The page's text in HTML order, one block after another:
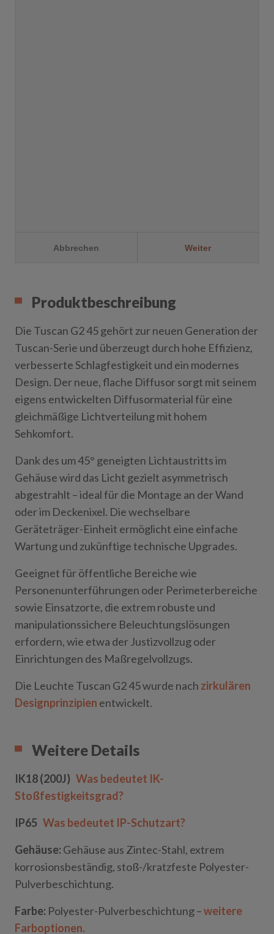
Produktbeschreibung
Die Tuscan G2 45 gehört zur neuen Generation der
Tuscan-Serie und überzeugt durch hohe Effizienz,
verbesserte Schlagfestigkeit und ein modernes
Design. Der neue, flache Diffusor sorgt mit seinem
eigens entwickelten Diffusormaterial für eine
gleichmäßige Lichtverteilung mit hohem
Sehkomfort.
Dank des um 45° geneigten Lichtaustritts im
Gehäusewird das Licht gezielt asymmetrisch
abgestrahlt – ideal für die Montage an der Wand
oder im Deckenixel. Diewechselbare
Geräteträger-Einheit ermöglicht eine einfache
Wartung und zukünftige technische Upgrades.
Geeignet für öffentliche Bereiche wie
Personenunterführungen oder Perimeterbereiche
sowie Einsatzorte, die extrem robuste und
manipulationssichere Beleuchtungslösungen
erfordern, wie etwa der Justizvollzug oder
Einrichtungen des Maßregelvollzugs.
Die Leuchte Tuscan G245 wurde nach zirkulären
Designprinzipien entwickelt.
Weitere Details
IK18 (200J) Was bedeutet IK-
Stoßfestigkeitsgrad?
IP65 Was bedeutet IP-Schutzart?
Gehäuse: Gehäuse aus Zintec-Stahl, extrem
korrosionsbeständig, stoß-/kratzfeste Polyester-
Pulverbeschichtung.
Farbe: Polyester-Pulverbeschichtung –weitere
Farboptionen.